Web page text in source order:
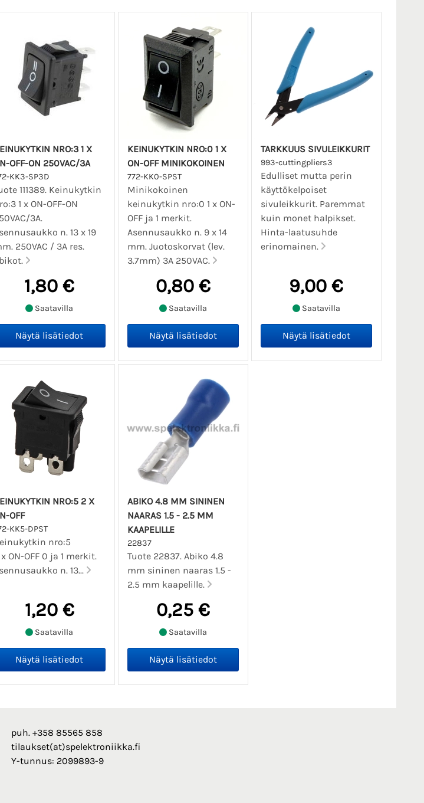
NRO:3 1 X
OFF-ON 250VAC/3A
KK3-SP3D
111389. Keinukytkin
1 x ON-OFF-ON
3A.
n. 13 x 19
250VAC / 3A res.
1,80 €
Saatavilla
KEINUKYTKIN NRO:0 1 X
ON-OFF MINIKOKOINEN
772-KK0-SPST
Minikokoinen
keinukytkin nro:0 1 x ON-
OFF ja 1 merkit.
Asennusaukko n. 9 x 14
mm. Juotoskorvat (lev.
3.7mm) 3A 250VAC.
0,80 €
Saatavilla
TARKKUUS SIVULEIKKURIT
993-cuttingpliers3
Edulliset mutta perin
käyttökelpoiset
sivuleikkurit. Paremmat
kuin monet halpikset.
Hinta-laatusuhde
erinomainen.
9,00 €
Saatavilla
NRO:5 2 X
OFF
KK5-DPST
nro:5
ON-OFF 0 ja 1 merkit.
n. 13...
1,20 €
Saatavilla
ABIKO 4.8 MM SININEN
NAARAS 1.5 - 2.5 MM
KAAPELILLE
22837
Tuote 22837. Abiko 4.8
mm sininen naaras 1.5 -
2.5 mm kaapelille.
0,25 €
Saatavilla
puh. +358 85565 858
tilaukset(at)spelektroniikka.fi
Y-tunnus: 2099893-9